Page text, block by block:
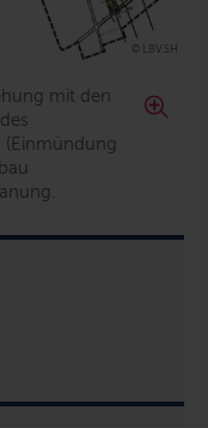
© LBV.SH
mit den
(Einmündung